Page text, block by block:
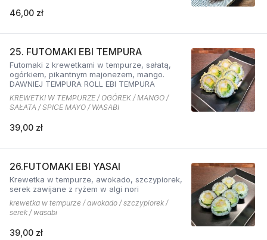
46,00 zł
25. FUTOMAKI EBI TEMPURA
Futomaki z krewetkami w tempurze, sałatą,
ogórkiem, pikantnym majonezem, mango.
DAWNIEJ TEMPURA ROLL EBI TEMPURA
KREWETKI W TEMPURZE / OGÓREK / MANGO /
SAŁATA / SPICE MAYO / WASABI
39,00 zł
26.FUTOMAKI EBI YASAI
Krewetka w tempurze, awokado, szczypiorek,
serek zawijane z ryżem w algi nori
krewetka w tempurze / awokado / szczypiorek /
serek / wasabi
39,00 zł